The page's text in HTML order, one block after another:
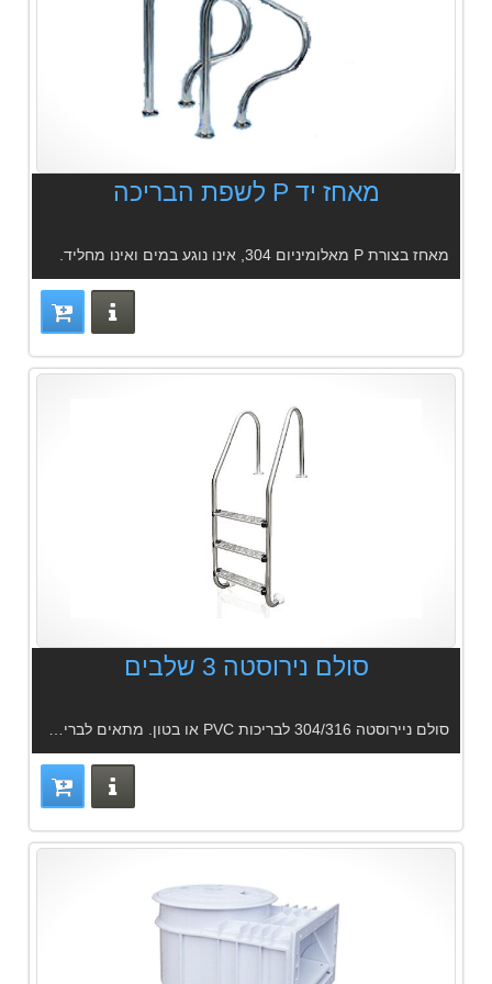
מאחז יד P לשפת הבריכה
מאחז בצורת P מאלומיניום 304, אינו נוגע במים ואינו מחליד.
פרטים
סולם נירוסטה 3 שלבים
פרטים